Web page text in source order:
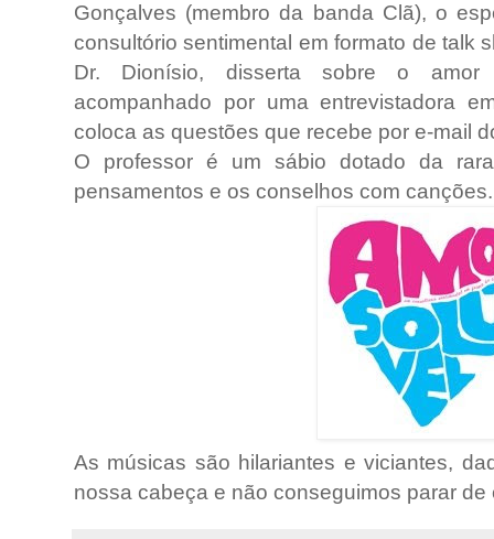
Gonçalves (membro da banda Clã), o
consultório sentimental em formato de talk
Dr. Dionísio, disserta sobre o amor
acompanhado por uma entrevistadora
coloca as questões que recebe por e-mail
O professor é um sábio dotado da
pensamentos e os conselhos com canções.
As músicas são hilariantes e viciantes,
nossa cabeça e não conseguimos parar